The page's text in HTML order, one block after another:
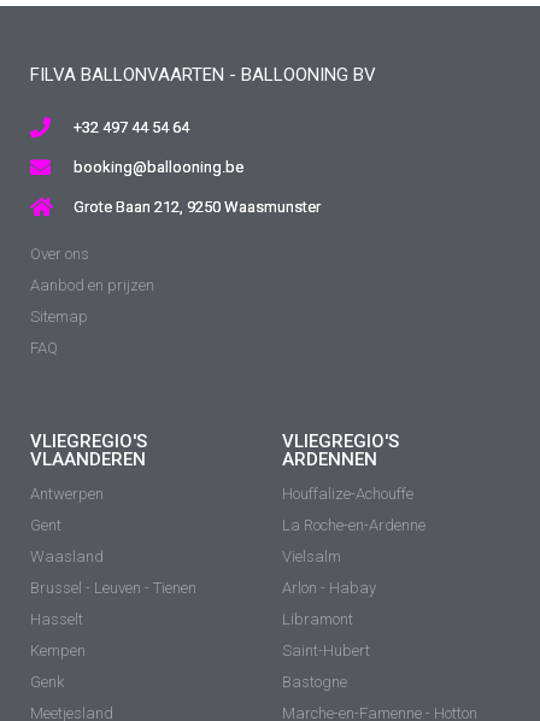
FILVA BALLONVAARTEN - BALLOONING BV
+32 497 44 54 64
booking@ballooning.be
Grote Baan 212, 9250 Waasmunster
Over ons
Aanbod en prijzen
Sitemap
FAQ
VLIEGREGIO'S
VLAANDEREN
Antwerpen
Gent
Waasland
Brussel - Leuven - Tienen
Hasselt
Kempen
Genk
Meetjesland
VLIEGREGIO'S
ARDENNEN
Houffalize-Achouffe
La Roche-en-Ardenne
Vielsalm
Arlon - Habay
Libramont
Saint-Hubert
Bastogne
Marche-en-Famenne - Hotton